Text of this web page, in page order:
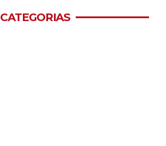
CATEGORIAS